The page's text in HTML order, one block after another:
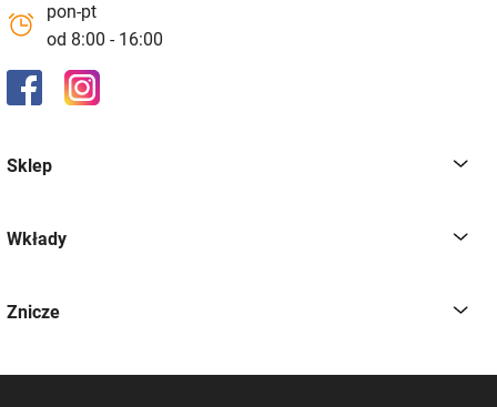
pon-pt
od 8:00 - 16:00
Sklep
Wkłady
Znicze